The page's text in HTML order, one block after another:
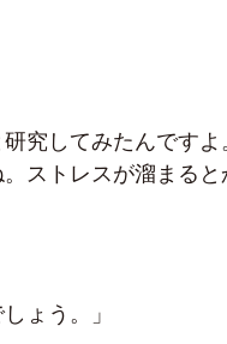
究してみたんですよ
ストレスが溜まると
ょう。」